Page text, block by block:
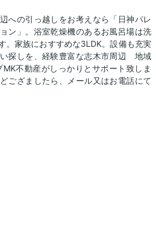
への引っ越しをお考えなら「日神パレ
ン」。浴室乾燥機のあるお風呂場は洗
。家族におすすめな3LDK。設備も充実
探しを、経験豊富な志木市周辺 地域
不動産がしっかりとサポート致しま
ござましたら、メール又はお電話にて